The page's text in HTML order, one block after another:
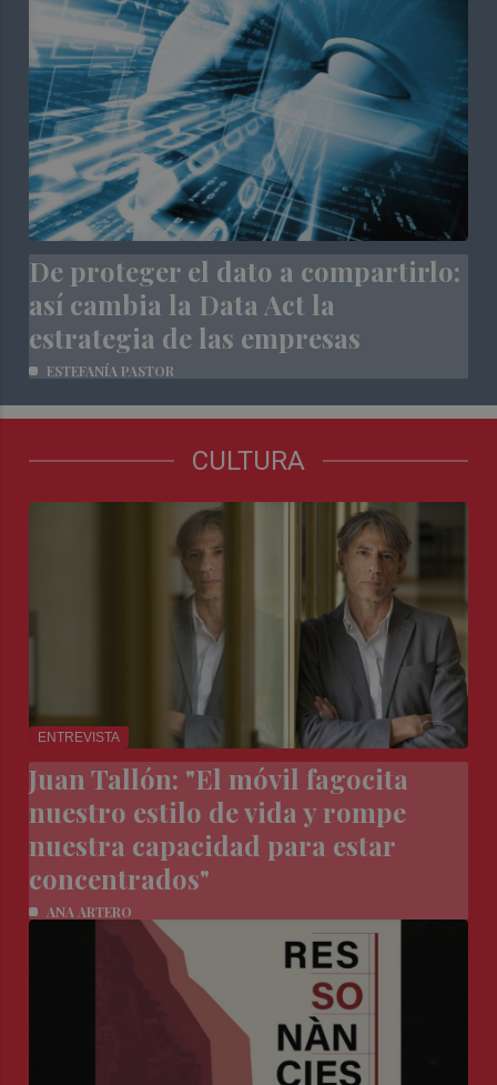
De proteger el dato a compartirlo:
así cambia la Data Act la
estrategia de las empresas
ESTEFANÍA PASTOR
CULTURA
ENTREVISTA
Juan Tallón: "El móvil fagocita
nuestro estilo de vida y rompe
nuestra capacidad para estar
concentrados"
ANA ARTERO